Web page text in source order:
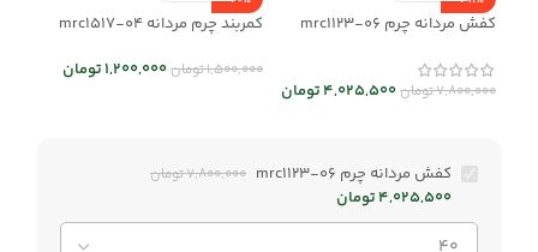
کفش مردانه چرم mrc1123-06
7,800,000تومان4,025,500تومان
کمربند چرم مردانه mrc1517-04
1,500,000تومان1,200,000تومان
کفش مردانه چرم mrc1123-06 7,800,000تومان
4,025,500تومان